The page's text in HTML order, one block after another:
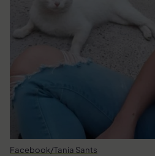
Facebook/Tania Sants